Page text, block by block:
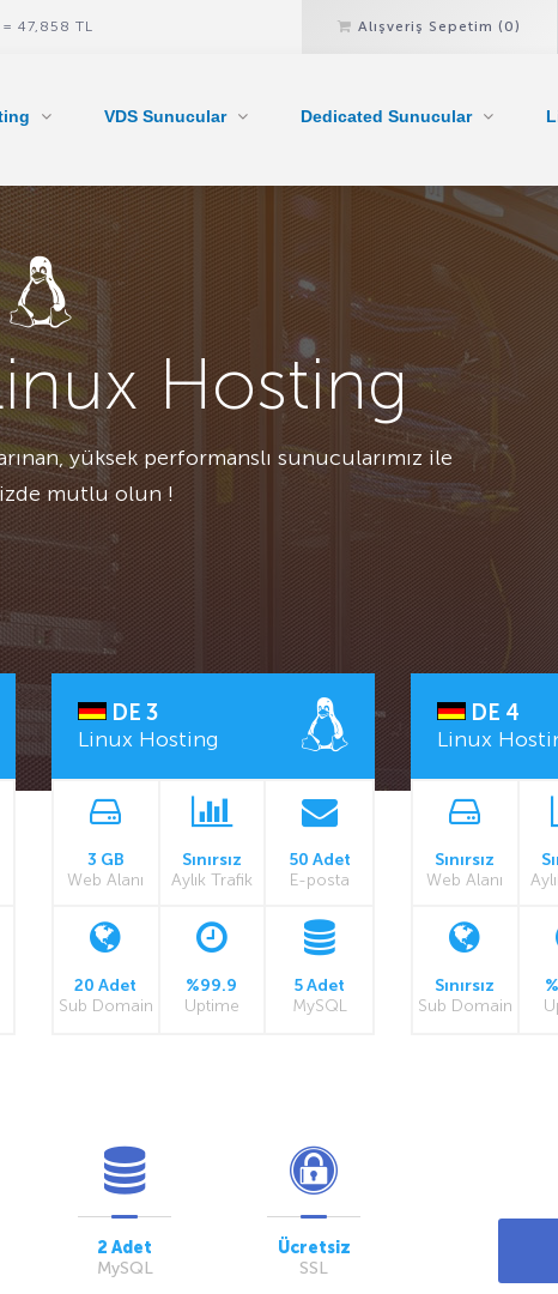
= 47,858 TL Alışveriş Sepetim (0)
VDS Sunucular Dedicated Sunucular
Hosting
yüksek performanslı sunucularımız ile
mutlu olun !
DE 3
Linux Hosting
3 GB
Web Alanı
Sınırsız
Aylık Trafik
50 Adet
E-posta
20 Adet
Sub Domain
%99.9
Uptime
5 Adet
MySQL
DE 4
Linux
Sınırsız
Web Alanı
Sınırsız
Sub Domain
2 Adet
MySQL
Ücretsiz
SSL